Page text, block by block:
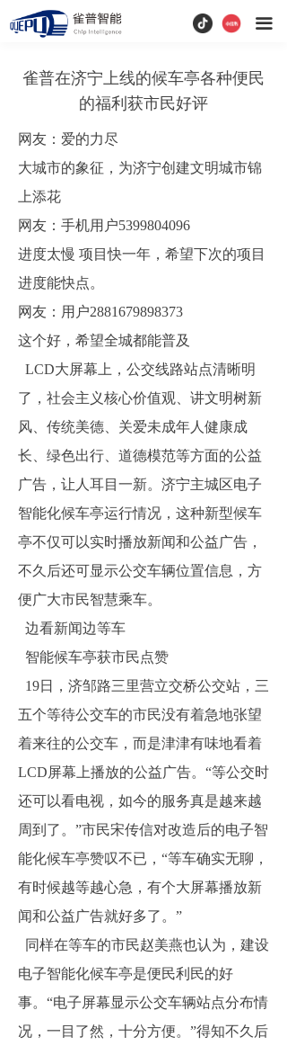
끀
雀普在济宁上线的候车亭各种便民
的福利获市民好评
网友：爱的力尽
大城市的象征，为济宁创建文明城市锦
上添花
网友：手机用户5399804096
进度太慢 项目快一年，希望下次的项目
进度能快点。
网友：用户2881679898373
这个好，希望全城都能普及
LCD大屏幕上，公交线路站点清晰明
了，社会主义核心价值观、讲文明树新
风、传统美德、关爱未成年人健康成
长、绿色出行、道德模范等方面的公益
广告，让人耳目一新。济宁主城区电子
智能化候车亭运行情况，这种新型候车
亭不仅可以实时播放新闻和公益广告，
不久后还可显示公交车辆位置信息，方
便广大市民智慧乘车。
边看新闻边等车
智能候车亭获市民点赞
19日，济邹路三里营立交桥公交站，三
五个等待公交车的市民没有着急地张望
着来往的公交车，而是津津有味地看着
LCD屏幕上播放的公益广告。“等公交时
还可以看电视，如今的服务真是越来越
周到了。”市民宋传信对改造后的电子智
能化候车亭赞叹不已，“等车确实无聊，
有时候越等越心急，有个大屏幕播放新
闻和公益广告就好多了。”
同样在等车的市民赵美燕也认为，建设
电子智能化候车亭是便民利民的好
事。“电子屏幕显示公交车辆站点分布情
况，一目了然，十分方便。”得知不久后